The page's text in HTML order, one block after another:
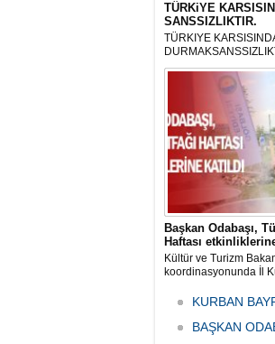
TÜRKiYE
SANSSIZLIKTIR.
TÜRKIYE
Başkan Odabaşı,
Haftası
Kültür ve Turizm
koordinasyonunda İl
Haftası" etkinlikleri
KURBAN
BAŞKAN